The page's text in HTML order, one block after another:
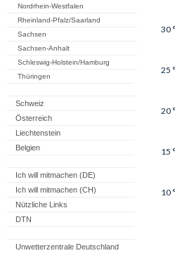
Nordrhein-Westfalen
Rheinland-Pfalz/Saarland
Sachsen
Sachsen-Anhalt
Schleswig-Holstein/Hamburg
Thüringen
Schweiz
Österreich
Liechtenstein
Belgien
Ich will mitmachen (DE)
Ich will mitmachen (CH)
Nützliche Links
DTN
Unwetterzentrale Deutschland